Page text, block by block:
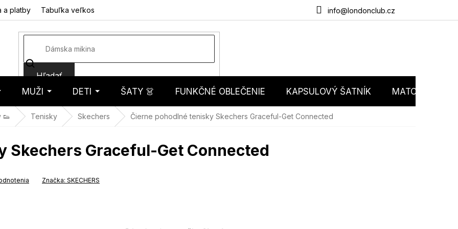
info@londonclub.cz
a platby Tabuľka veľkostí Obchodné podmienky Podmienky ochrany
Hľadať
MUŽI DETI ŠATY 👗 FUNKČNÉ OBLEČENIE KAPSULOVÝ ŠATNÍK MATCHY
👟 Tenisky Skechers Čierne pohodlné tenisky Skechers Graceful-Get Connected
Skechers Graceful-Get Connected
Značka: SKECHERS